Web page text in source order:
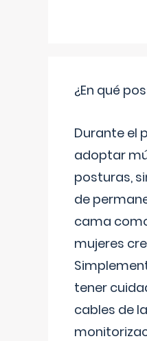
¿En qué
Durante el
adoptar
posturas,
de
cama
mujeres
tener
cables de la